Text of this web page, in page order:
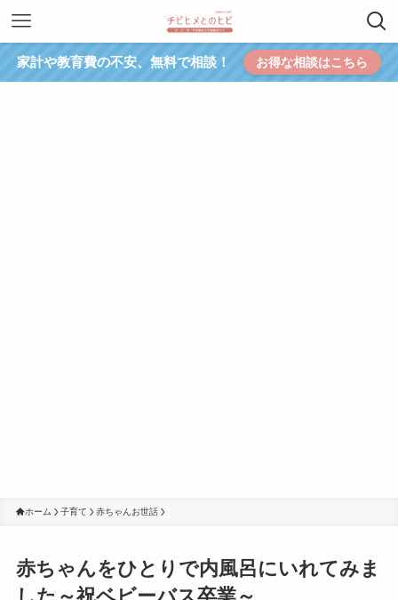
家計や教育費の不安、無料で相談！ お得な相談はこちら
ホーム 子育て 赤ちゃんお世話
赤ちゃんをひとりで内風呂にいれてみま